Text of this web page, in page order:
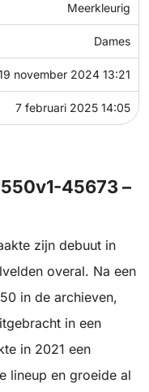
Meerkleurig
Dames
november 2024 13:21
7 februari 2025 14:05
45673 –
zijn debuut in
overal. Na een
in de archieven,
in een
in 2021 een
lineup en groeide al